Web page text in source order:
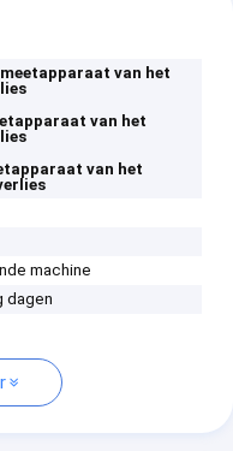
van het
van het
van het
machine
dagen